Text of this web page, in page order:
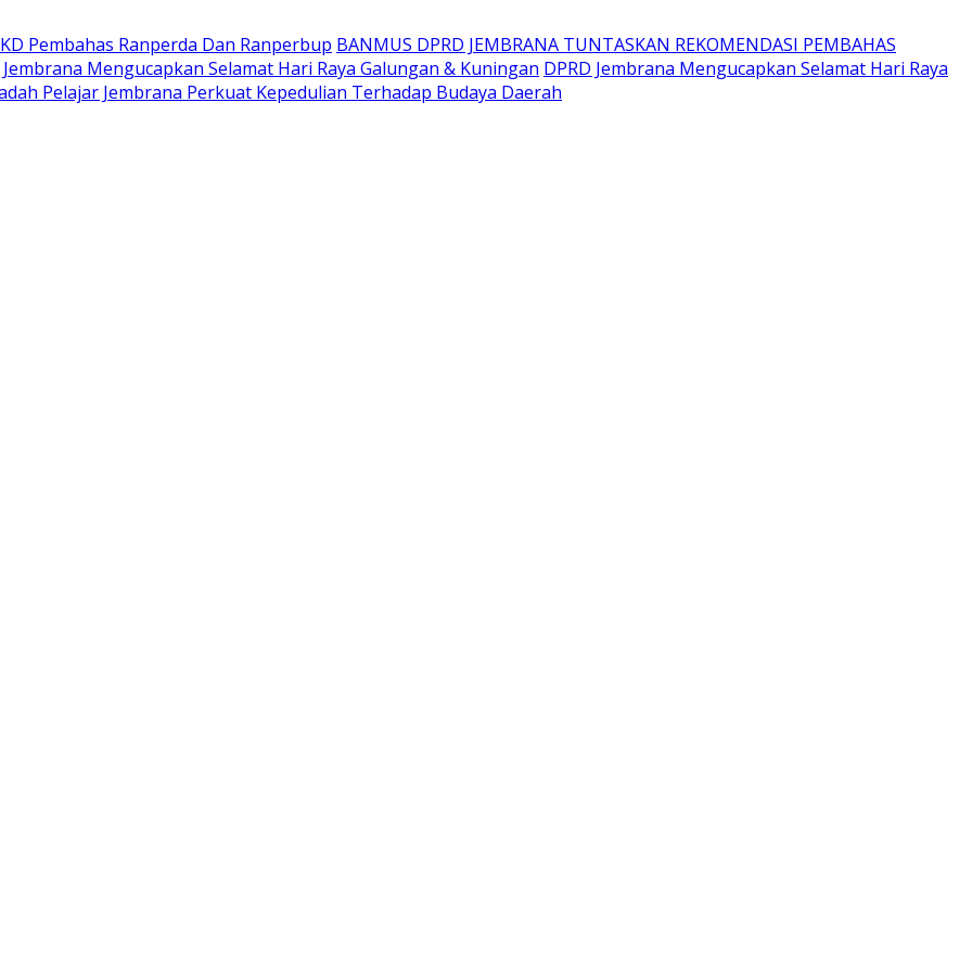
Pembahas Ranperda Dan Ranperbup BANMUS DPRD JEMBRANA TUNTASKAN REKOMENDASI PEMBAHAS
Mengucapkan Selamat Hari Raya Galungan & Kuningan DPRD Jembrana Mengucapkan Selamat Hari Raya
Pelajar Jembrana Perkuat Kepedulian Terhadap Budaya Daerah